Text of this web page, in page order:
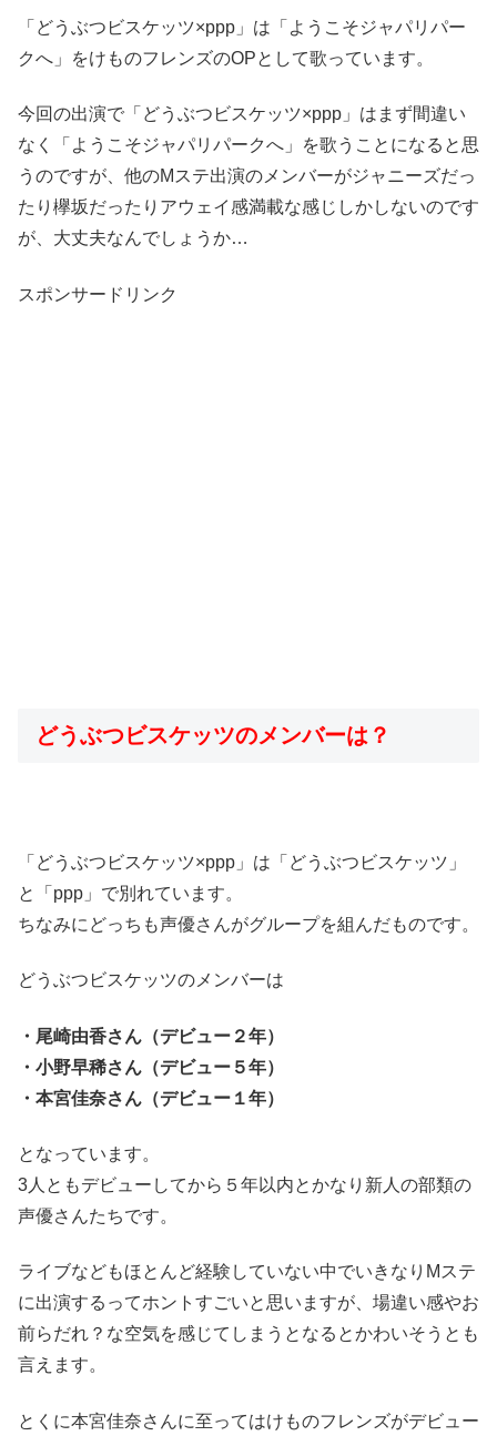
「どうぶつビスケッツ×ppp」は「ようこそジャパリパー
クへ」をけものフレンズのOPとして歌っています。
今回の出演で「どうぶつビスケッツ×ppp」はまず間違い
なく「ようこそジャパリパークへ」を歌うことになると思
うのですが、他のMステ出演のメンバーがジャニーズだっ
たり欅坂だったりアウェイ感満載な感じしかしないのです
が、大丈夫なんでしょうか…
スポンサードリンク
どうぶつビスケッツのメンバーは？
「どうぶつビスケッツ×ppp」は「どうぶつビスケッツ」
と「ppp」で別れています。
ちなみにどっちも声優さんがグループを組んだものです。
どうぶつビスケッツのメンバーは
・尾崎由香さん（デビュー２年）
・小野早稀さん（デビュー５年）
・本宮佳奈さん（デビュー１年）
となっています。
3人ともデビューしてから５年以内とかなり新人の部類の
声優さんたちです。
ライブなどもほとんど経験していない中でいきなりMステ
に出演するってホントすごいと思いますが、場違い感やお
前らだれ？な空気を感じてしまうとなるとかわいそうとも
言えます。
とくに本宮佳奈さんに至ってはけものフレンズがデビュー